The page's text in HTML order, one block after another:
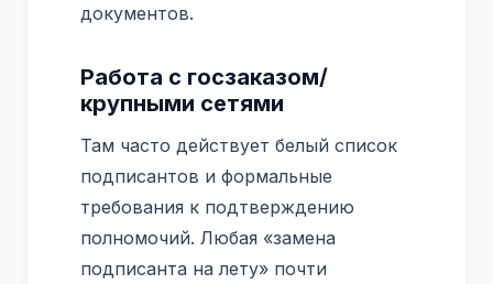
документов.
Работа с госзаказом/
крупными сетями
Там часто действует белый список
подписантов и формальные
требования к подтверждению
полномочий. Любая «замена
подписанта на лету» почти